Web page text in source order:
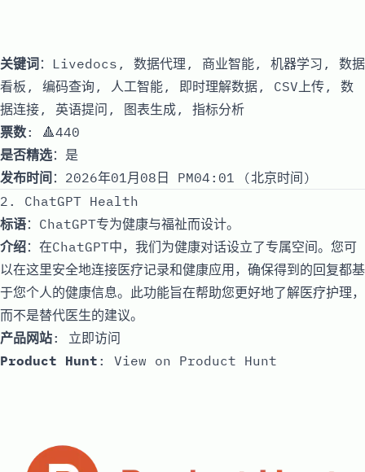
关键词 ：Livedocs, 数据代理, 商业智能, 机器学习, 数据
看板, 编码查询, 人工智能, 即时理解数据, CSV上传, 数
据连接, 英语提问, 图表生成, 指标分析
票数: 🔺440
是否精选：是
发布时间 ：2026年01月08日 PM04:01 (北京时间)
2. ChatGPT Health
标语：ChatGPT专为健康与福祉而设计。
介绍：在ChatGPT中，我们为健康对话设立了专属空间。您可
以在这里安全地连接医疗记录和健康应用，确保得到的回复都基
于您个人的健康信息。此功能旨在帮助您更好地了解医疗护理，
而不是替代医生的建议。
产品网站: 立即访问
Product Hunt : View on Product Hunt